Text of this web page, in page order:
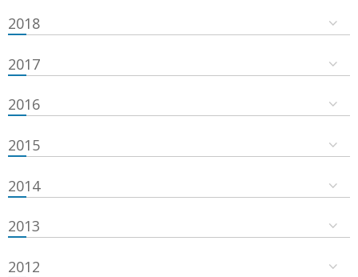
2018
2017
2016
2015
2014
2013
2012